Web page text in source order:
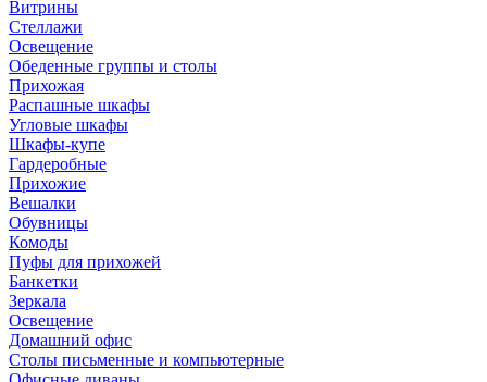
Витрины
Стеллажи
Освещение
Обеденные группы и столы
Прихожая
Распашные шкафы
Угловые шкафы
Шкафы-купе
Гардеробные
Прихожие
Вешалки
Обувницы
Комоды
Пуфы для прихожей
Банкетки
Зеркала
Освещение
Домашний офис
Столы письменные и компьютерные